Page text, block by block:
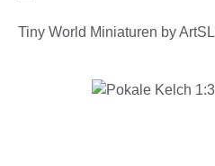
Tiny World Miniaturen by ArtSL
Bildergalerie überspringen